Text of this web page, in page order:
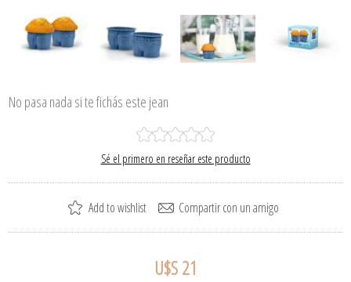
No pasa nada si te fichás este jean
Sé el primero en reseñar este producto
U$S 21